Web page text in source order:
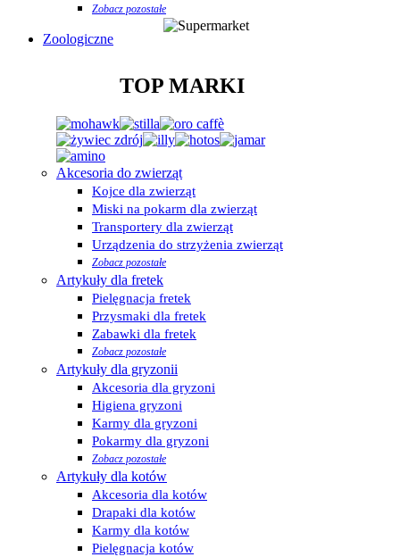
Zobacz pozostałe
Zoologiczne
TOP MARKI
Akcesoria do zwierząt
Kojce dla zwierząt
Miski na pokarm dla zwierząt
Transportery dla zwierząt
Urządzenia do strzyżenia zwierząt
Zobacz pozostałe
Artykuły dla fretek
Pielęgnacja fretek
Przysmaki dla fretek
Zabawki dla fretek
Zobacz pozostałe
Artykuły dla gryzonii
Akcesoria dla gryzoni
Higiena gryzoni
Karmy dla gryzoni
Pokarmy dla gryzoni
Zobacz pozostałe
Artykuły dla kotów
Akcesoria dla kotów
Drapaki dla kotów
Karmy dla kotów
Pielęgnacja kotów